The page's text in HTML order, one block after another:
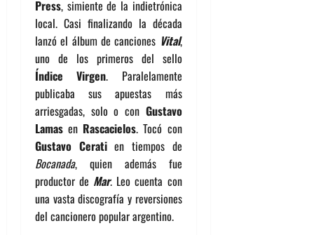
Press, simiente de la indietrónica
local. Casi finalizando la década
lanzó el álbum de canciones Vital,
uno de los primeros del sello
Índice Virgen. Paralelamente
publicaba sus apuestas más
arriesgadas, solo o con Gustavo
Lamas en Rascacielos. Tocó con
Gustavo Ceratien tiempos de
Bocanada, quien además fue
productor de Mar. Leo cuenta con
una vasta discografía y reversiones
del cancionero popular argentino.